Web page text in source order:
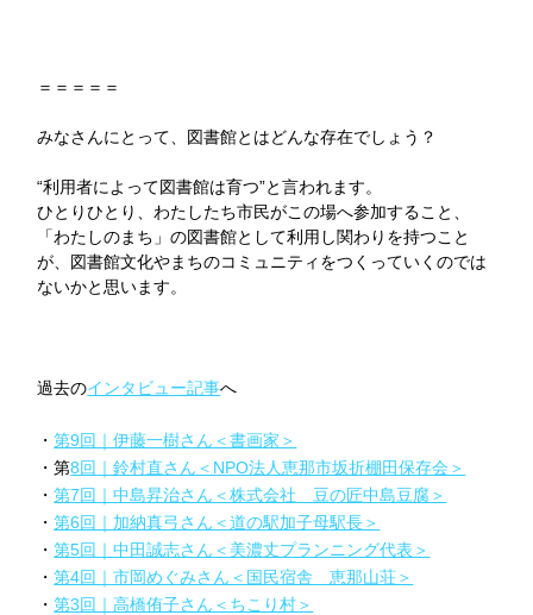
＝＝＝＝＝
みなさんにとって、図書館とはどんな存在でしょう？
“利用者によって図書館は育つ”と言われます。
ひとりひとり、わたしたち市民がこの場へ参加すること、
「わたしのまち」の図書館として利用し関わりを持つこと
が、図書館文化やまちのコミュニティをつくっていくのでは
ないかと思います。
過去のインタビュー記事へ
・第9回｜伊藤一樹さん＜書画家＞
・第8回｜鈴村直さん＜NPO法人恵那市坂折棚田保存会＞
・第7回｜中島昇治さん＜株式会社 豆の匠中島豆腐＞
・第6回｜加納真弓さん＜道の駅加子母駅長＞
・第5回｜中田誠志さん＜美濃丈プランニング代表＞
・第4回｜市岡めぐみさん＜国民宿舎 恵那山荘＞
・第3回｜高橋侑子さん＜ちこり村＞